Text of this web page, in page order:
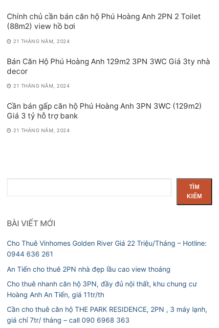
Chính chủ cần bán căn hộ Phú Hoàng Anh 2PN 2 Toilet
(88m2) view hồ bơi
21 THÁNG NĂM, 2024
Bán Căn Hộ Phú Hoàng Anh 129m2 3PN 3WC Giá 3ty nhà
decor
21 THÁNG NĂM, 2024
Cần bán gấp căn hộ Phú Hoàng Anh 3PN 3WC (129m2)
Giá 3 tỷ hỗ trợ bank
21 THÁNG NĂM, 2024
kiếm
TÌM
KIẾM
BÀI VIẾT MỚI
Cho Thuê Vinhomes Golden River Giá 22 Triệu/Tháng – Hotline:
0944 636 261
An Tiến cho thuê 2PN nhà đẹp lầu cao view thoáng
Cho thuê nhanh căn hộ 3PN, đầy đủ nội thất, khu chung cư
Hoàng Anh An Tiến, giá 11tr/th
Cần cho thuê căn hộ THE PARK RESIDENCE, 2PN , 3 máy lạnh,
giá chỉ 7tr/ tháng – call 090 6968 363